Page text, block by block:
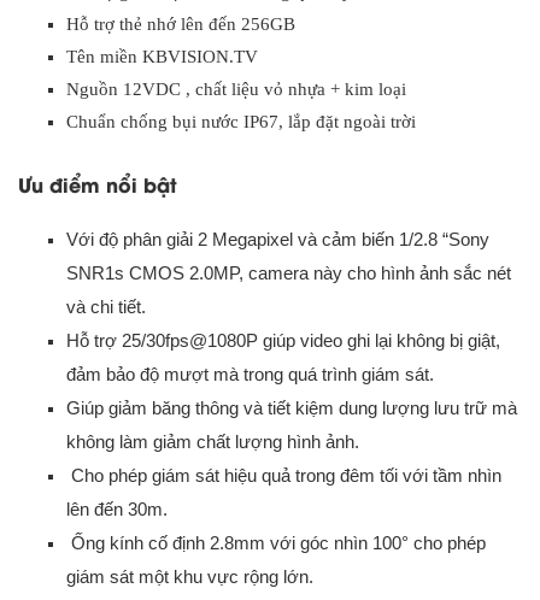
Hỗ trợ thẻ nhớ lên đến 256GB
Tên miền KBVISION.TV
Nguồn 12VDC , chất liệu vỏ nhựa + kim loại
Chuẩn chống bụi nước IP67, lắp đặt ngoài trời
Ưu điểm nổi bật
Với độ phân giải 2 Megapixel và cảm biến 1/2.8 “Sony
SNR1s CMOS 2.0MP, camera này cho hình ảnh sắc nét
và chi tiết.
Hỗ trợ 25/30fps@1080P giúp video ghi lại không bị giật,
đảm bảo độ mượt mà trong quá trình giám sát.
Giúp giảm băng thông và tiết kiệm dung lượng lưu trữ mà
không làm giảm chất lượng hình ảnh.
Cho phép giám sát hiệu quả trong đêm tối với tầm nhìn
lên đến 30m.
Ống kính cố định 2.8mm với góc nhìn 100° cho phép
giám sát một khu vực rộng lớn.